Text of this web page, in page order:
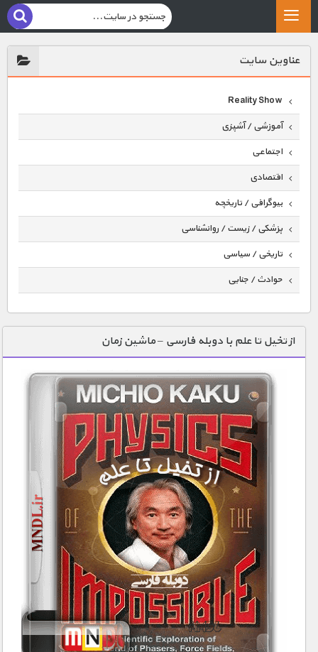
عناوين سايت
Reality Show
آموزشی / آشپزی
اجتماعی
اقتصادی
بیوگرافی / تاریخچه
پزشکی / زیست / روانشناسی
تاریخی / سیاسی
حوادث / جنایی
دنیای خوراکی ها
زمین شناسی / محیط زیست
سازه/ معماری/ مهندسی
سرگرمی
شناخت کودکان
علم و فناوری
فرهنگ / هنر
کیهان / نجوم
گردشگری
ماورایی
مسابقات / ورزشی
مستند های اختصاصی
از تخیل تا علم با دوبله فارسی – ماشین زمان